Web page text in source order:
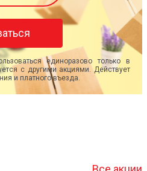
единоразово только в
с другими акциями. Действует
и платного въезда.